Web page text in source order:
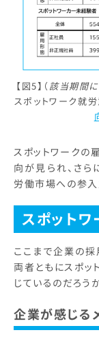
【図5】（該当期間に
スポットワーク就
スポットワークの
向が見られ、さ
労働市場への参入
スポットワ
ここまで企業の
両者ともにスポッ
じているのだろうか
企業が感じる